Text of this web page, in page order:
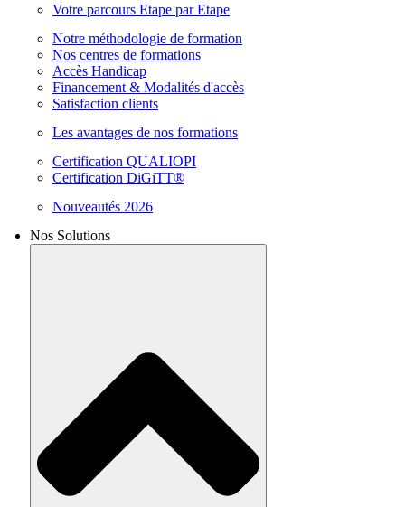
Votre parcours Etape par Etape
Notre méthodologie de formation
Nos centres de formations
Accès Handicap
Financement & Modalités d'accès
Satisfaction clients
Les avantages de nos formations
Certification QUALIOPI
Certification DiGiTT®
Nouveautés 2026
Nos Solutions